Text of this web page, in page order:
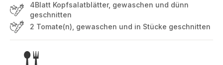
4Blatt Kopfsalatblätter, gewaschen und dünn
geschnitten
2 Tomate(n), gewaschen und in Stücke geschnitten